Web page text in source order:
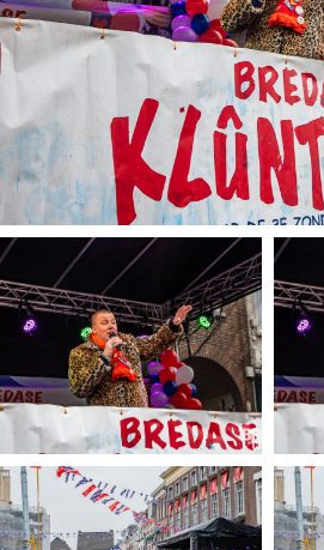
Winkelgebieden
Parkeren
Bezienswaardigheden
Musea, theaters & podia
Uitjes & activiteiten
Toeristische routes
Natuurgebieden
Baroniepoorten
Sport
Privacy
Inloggen